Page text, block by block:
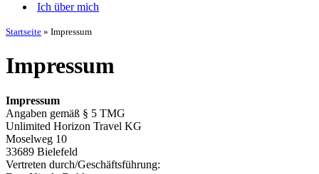
Ich über mich
Startseite » Impressum
Impressum
Impressum
Angaben gemäß § 5 TMG
Unlimited Horizon Travel KG
Moselweg 10
33689 Bielefeld
Vertreten durch/Geschäftsführung: